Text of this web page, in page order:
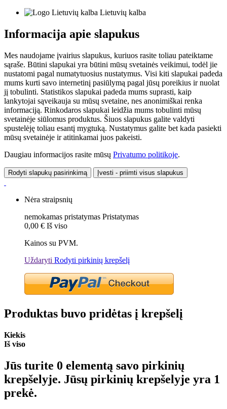
Lietuvių kalba
Informacija apie slapukus
Mes naudojame įvairius slapukus, kuriuos rasite toliau pateiktame
sąraše. Būtini slapukai yra būtini mūsų svetainės veikimui, todėl jie
nustatomi pagal numatytuosius nustatymus. Visi kiti slapukai padeda
mums kurti savo internetinį pasiūlymą pagal jūsų poreikius ir nuolat
jį tobulinti. Statistikos slapukai padeda mums suprasti, kaip
lankytojai sąveikauja su mūsų svetaine, nes anonimiškai renka
informaciją. Rinkodaros slapukai leidžia mums tobulinti mūsų
svetainėje siūlomus produktus. Šiuos slapukus galite valdyti
spustelėję toliau esantį mygtuką. Nustatymus galite bet kada pasiekti
mūsų svetainėje ir atitinkamai juos pakeisti.
Daugiau informacijos rasite mūsų Privatumo politikoje.
Rodyti slapukų pasirinkimą Įvesti - priimti visus slapukus
Nėra straipsnių
nemokamas pristatymas Pristatymas
0,00 € Iš viso
Kainos su PVM.
Uždaryti Rodyti pirkinių krepšelį
Produktas buvo pridėtas į krepšelį
Kiekis
Iš viso
Jūs turite 0 elementą savo pirkinių
krepšelyje. Jūsų pirkinių krepšelyje yra 1
prekė.